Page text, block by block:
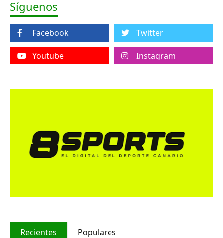
Síguenos
Facebook Twitter
Youtube Instagram
Recientes Populares